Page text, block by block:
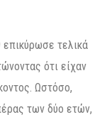
τελικά
ότι είχαν
Ωστόσο,
των δύο ετών,